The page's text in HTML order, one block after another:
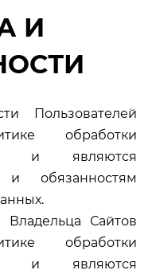
И
Пользователей
обработки
и являются
обязанностям
Сайтов
обработки
и являются